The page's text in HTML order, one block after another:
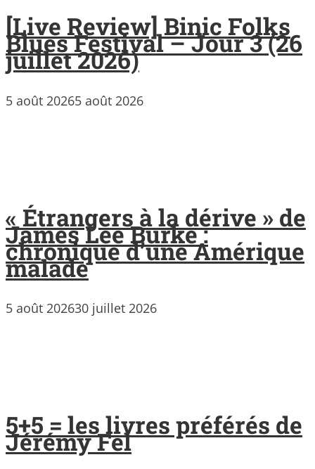
[Live Review] Binic Folks
Blues Festival – Jour 3 (26
juillet 2026)
5 août 20265 août 2026
« Étrangers à la dérive » de
James Lee Burke :
chronique d’une Amérique
malade
5 août 202630 juillet 2026
5+5 = les livres préférés de
Jérémy Fel